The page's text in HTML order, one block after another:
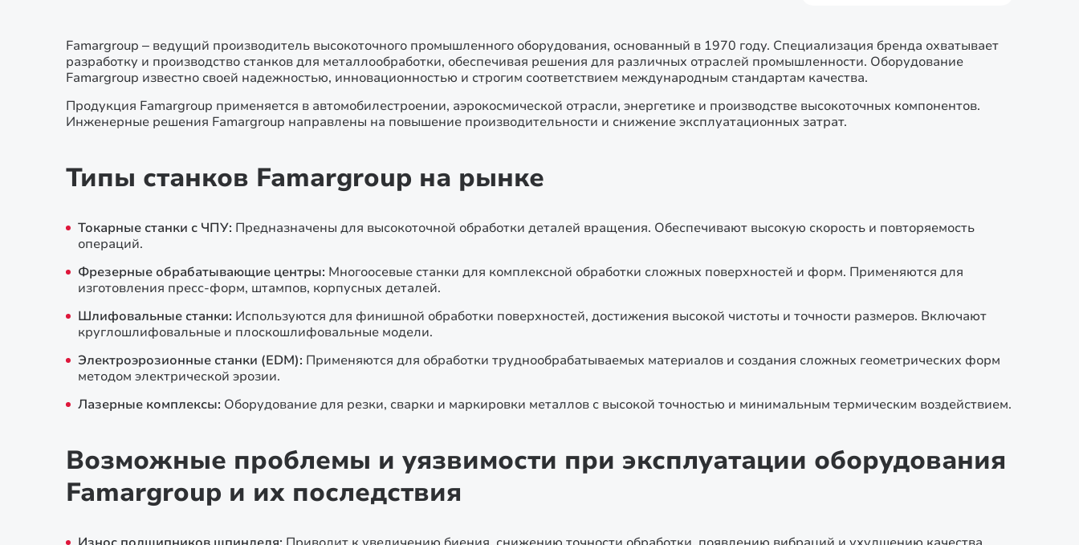
Famargroup – ведущий производитель высокоточного промышленного оборудования, основанный в 1970 году. Специализация бренда охватывает
разработку и производство станков для металлообработки, обеспечивая решения для различных отраслей промышленности. Оборудование
Famargroup известно своей надежностью, инновационностью и строгим соответствием международным стандартам качества.
Продукция Famargroup применяется в автомобилестроении, аэрокосмической отрасли, энергетике и производстве высокоточных компонентов.
Инженерные решения Famargroup направлены на повышение производительности и снижение эксплуатационных затрат.
Типы станков Famargroup на рынке
Токарные станки с ЧПУ: Предназначены для высокоточной обработки деталей вращения. Обеспечивают высокую скорость и повторяемость
операций.
Фрезерные обрабатывающие центры: Многоосевые станки для комплексной обработки сложных поверхностей и форм. Применяются для
изготовления пресс-форм, штампов, корпусных деталей.
Шлифовальные станки: Используются для финишной обработки поверхностей, достижения высокой чистоты и точности размеров. Включают
круглошлифовальные и плоскошлифовальные модели.
Электроэрозионные станки (EDM): Применяются для обработки труднообрабатываемых материалов и создания сложных геометрических форм
методом электрической эрозии.
Лазерные комплексы: Оборудование для резки, сварки и маркировки металлов с высокой точностью и минимальным термическим воздействием.
Возможные проблемы и уязвимости при эксплуатации оборудования
Famargroup и их последствия